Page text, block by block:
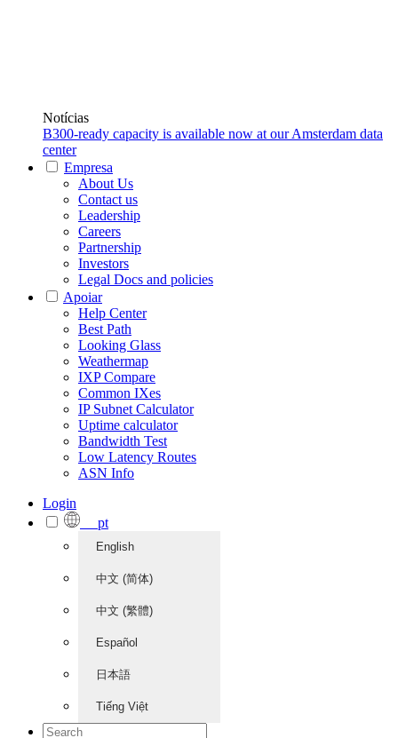
Notícias
B300-ready capacity is available now at our Amsterdam data
center
Empresa
About Us
Contact us
Leadership
Careers
Partnership
Investors
Legal Docs and policies
Apoiar
Help Center
Best Path
Looking Glass
Weathermap
IXP Compare
Common IXes
IP Subnet Calculator
Uptime calculator
Bandwidth Test
Low Latency Routes
ASN Info
Login
pt
English
中文 (简体)
中文 (繁體)
Español
日本語
Tiếng Việt